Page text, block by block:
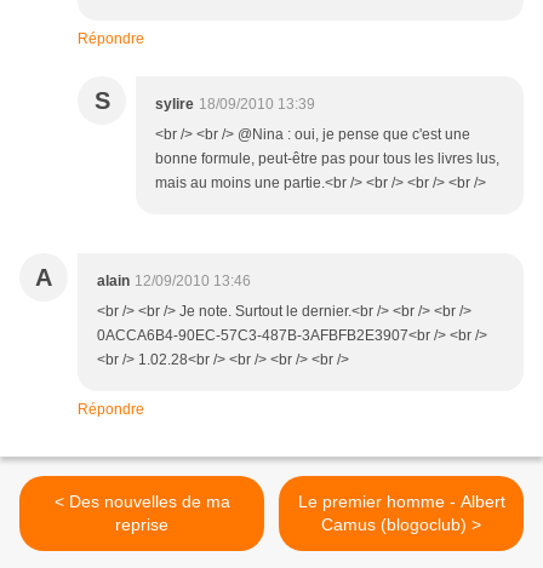
Répondre
S sylire 18/09/2010 13:39
<br /> <br /> @Nina : oui, je pense que c'est une
bonne formule, peut-être pas pour tous les livres lus,
mais au moins une partie.<br /> <br /> <br /> <br />
A alain 12/09/2010 13:46
<br /> <br /> Je note. Surtout le dernier.<br /> <br /> <br />
0ACCA6B4-90EC-57C3-487B-3AFBFB2E3907<br /> <br />
<br /> 1.02.28<br /> <br /> <br /> <br />
Répondre
< Des nouvelles de ma
reprise
Le premier homme - Albert
Camus (blogoclub) >